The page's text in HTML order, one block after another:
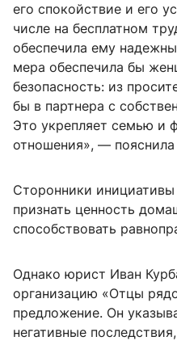
его спокойствие и его
числе на бесплатном
обеспечила ему
мера обеспечила бы
безопасность: из
бы в партнера с
Это укрепляет семью и
отношения», —
Сторонники
признать ценность
способствовать
Однако юрист Иван
организацию «Отцы
предложение. Он
негативные